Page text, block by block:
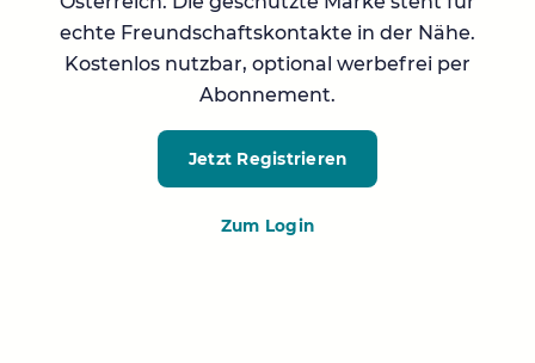
echte Freundschaftskontakte in der Nähe.
Kostenlos nutzbar, optional werbefrei per
Abonnement.
Jetzt Registrieren
Zum Login